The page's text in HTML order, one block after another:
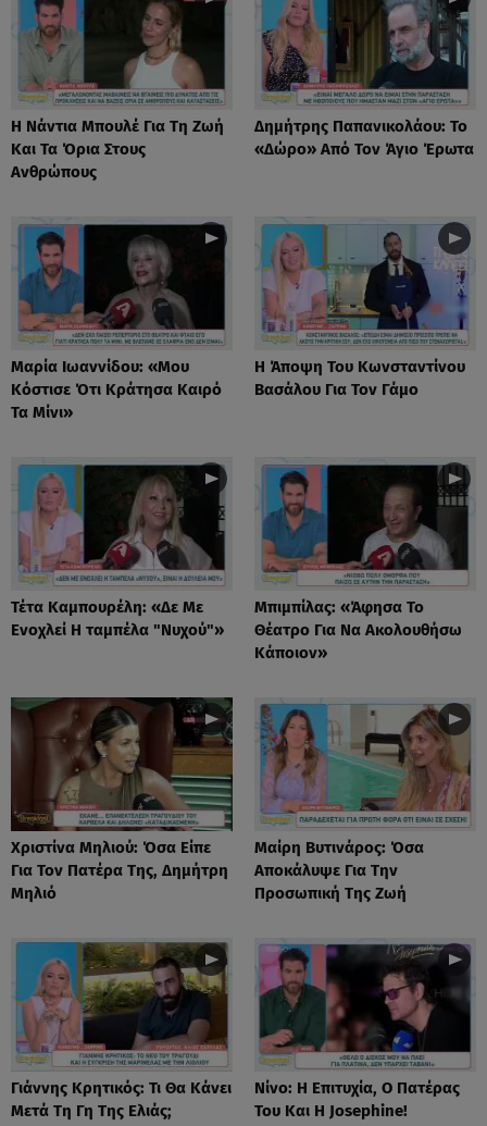
Η Νάντια Μπουλέ Για Τη Ζωή
Και Τα Όρια Στους
Ανθρώπους
Δημήτρης Παπανικολάου: Το
«Δώρο» Από Τον Άγιο Έρωτα
Μαρία Ιωαννίδου: «Μου
Κόστισε Ότι Κράτησα Καιρό
Τα Μίνι»
Η Άποψη Του Κωνσταντίνου
Βασάλου Για Τον Γάμο
Τέτα Καμπουρέλη: «Δε Mε
Eνοχλεί H ταμπέλα "Νυχού"»
Μπιμπίλας: «Άφησα Το
Θέατρο Για Να Ακολουθήσω
Κάποιον»
Χριστίνα Μηλιού: Όσα Είπε
Για Τον Πατέρα Της, Δημήτρη
Μηλιό
Μαίρη Βυτινάρος: Όσα
Αποκάλυψε Για Την
Προσωπική Της Ζωή
Γιάννης Κρητικός: Τι Θα Κάνει
Μετά Τη Γη Της Ελιάς;
Νίνο: Η Επιτυχία, Ο Πατέρας
Του Και Η Josephine!